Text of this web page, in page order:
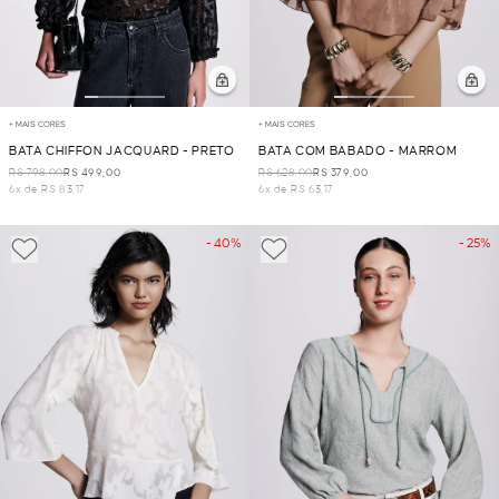
+ MAIS CORES
BATA CHIFFON JACQUARD - PRETO
R$ 798,00R$ 499,00
6x de R$ 83,17
+ MAIS CORES
BATA COM BABADO - MARROM
R$ 628,00R$ 379,00
6x de R$ 63,17
- 40% - 25%